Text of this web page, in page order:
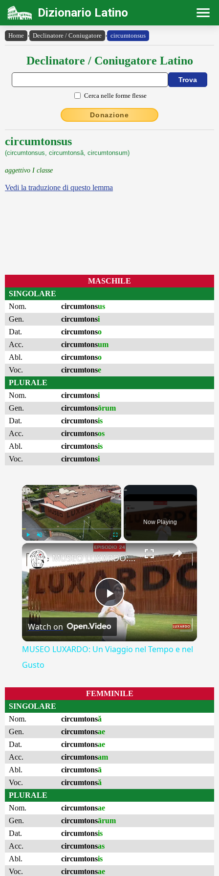
Dizionario Latino
Home › Declinatore / Coniugatore › circumtonsus
Declinatore / Coniugatore Latino
Cerca nelle forme flesse
Donazione
circumtonsus
(circumtonsus, circumtonsă, circumtonsum)
aggettivo I classe
Vedi la traduzione di questo lemma
MASCHILE
SINGOLARE
Nom.
circumtonsus
Gen.
circumtonsi
Dat.
circumtonso
Acc.
circumtonsum
Abl.
circumtonso
Voc.
circumtonse
PLURALE
Nom.
circumtonsi
Gen.
circumtonsōrum
Dat.
circumtonsis
Acc.
circumtonsos
Abl.
circumtonsis
Voc.
circumtonsi
×
Fullscreen
Now Playing
×
Play
Video
MUSEO LUXARDO: Un Viaggio nel Tempo e nel Gusto
Watch on
MUSEO LUXARDO: Un Viaggio nel Tempo e nel
Gusto
FEMMINILE
SINGOLARE
Nom.
circumtonsă
Gen.
circumtonsae
Dat.
circumtonsae
Acc.
circumtonsam
Abl.
circumtonsā
Voc.
circumtonsă
PLURALE
Nom.
circumtonsae
Gen.
circumtonsārum
Dat.
circumtonsis
Acc.
circumtonsas
Abl.
circumtonsis
Voc.
circumtonsae